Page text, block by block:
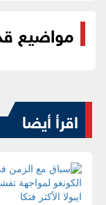
مواضيع
اقرأ أيضا